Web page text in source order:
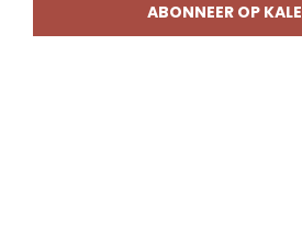
ABONNEER OP